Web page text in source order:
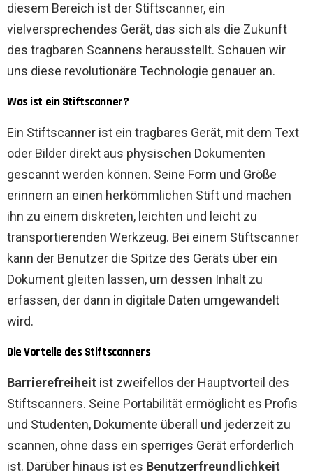
diesem Bereich ist der Stiftscanner, ein
vielversprechendes Gerät, das sich als die Zukunft
des tragbaren Scannens herausstellt. Schauen wir
uns diese revolutionäre Technologie genauer an.
Was ist ein Stiftscanner?
Ein Stiftscanner ist ein tragbares Gerät, mit dem Text
oder Bilder direkt aus physischen Dokumenten
gescannt werden können. Seine Form und Größe
erinnern an einen herkömmlichen Stift und machen
ihn zu einem diskreten, leichten und leicht zu
transportierenden Werkzeug. Bei einem Stiftscanner
kann der Benutzer die Spitze des Geräts über ein
Dokument gleiten lassen, um dessen Inhalt zu
erfassen, der dann in digitale Daten umgewandelt
wird.
Die Vorteile des Stiftscanners
Barrierefreiheit ist zweifellos der Hauptvorteil des
Stiftscanners. Seine Portabilität ermöglicht es Profis
und Studenten, Dokumente überall und jederzeit zu
scannen, ohne dass ein sperriges Gerät erforderlich
ist. Darüber hinaus ist es Benutzerfreundlichkeit